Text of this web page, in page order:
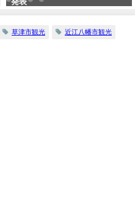
草津市観光 近江八幡市観光